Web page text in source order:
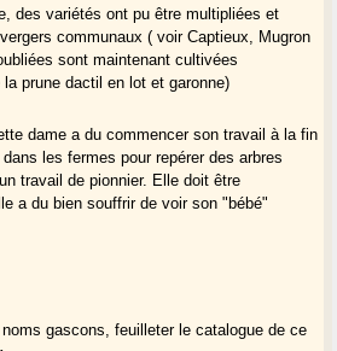
des variétés ont pu être multipliées et
communaux ( voir Captieux, Mugron
sont maintenant cultivées
prune dactil en lot et garonne)
dame a du commencer son travail à la fin
les fermes pour repérer des arbres
travail de pionnier. Elle doit être
a du bien souffrir de voir son "bébé"
gascons, feuilleter le catalogue de ce